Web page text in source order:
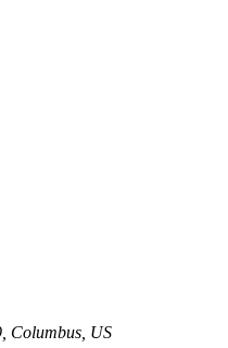
Columbus, US